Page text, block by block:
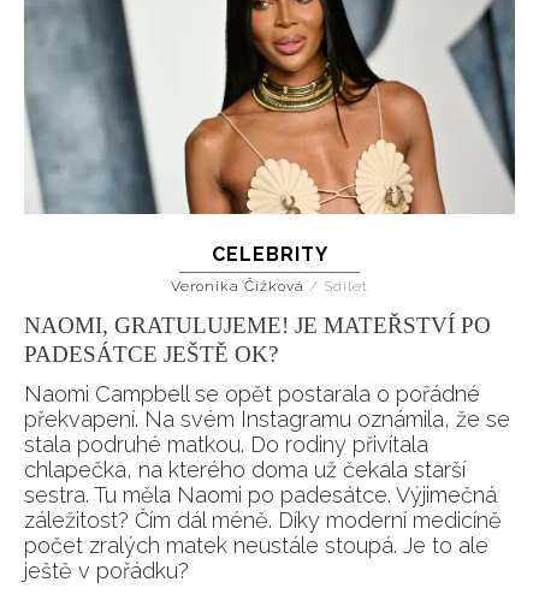
INFORMACE
REDAKCE
CELEBRITY
Veronika Čížková / Sdílet
NAOMI, GRATULUJEME! JE MATEŘSTVÍ PO
PADESÁTCE JEŠTĚ OK?
Naomi Campbell se opět postarala o pořádné
překvapení. Na svém Instagramu oznámila, že se
stala podruhé matkou. Do rodiny přivítala
chlapečka, na kterého doma už čekala starší
sestra. Tu měla Naomi po padesátce. Výjimečná
záležitost? Čím dál méně. Díky moderní medicíně
počet zralých matek neustále stoupá. Je to ale
ještě v pořádku?